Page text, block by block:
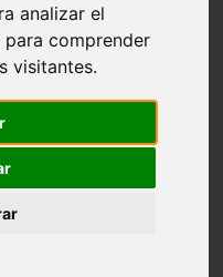
analizar el
comprender
visitantes.
que
y mucho mas